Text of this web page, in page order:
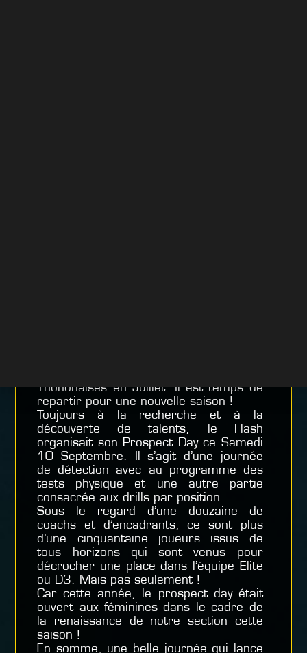
Thononaises en Juillet. Il est temps de
repartir pour une nouvelle saison !
Toujours à la recherche et à la
découverte de talents, le Flash
organisait son Prospect Day ce Samedi
10 Septembre. Il s’agit d’une journée
de détection avec au programme des
tests physique et une autre partie
consacrée aux drills par position.
Sous le regard d’une douzaine de
coachs et d’encadrants, ce sont plus
d’une cinquantaine joueurs issus de
tous horizons qui sont venus pour
décrocher une place dans l’équipe Elite
ou D3. Mais pas seulement !
Car cette année, le prospect day était
ouvert aux féminines dans le cadre de
la renaissance de notre section cette
saison !
En somme, une belle journée qui lance